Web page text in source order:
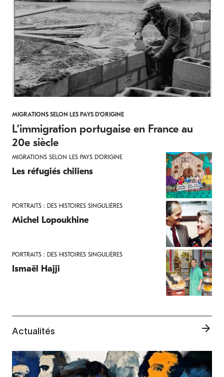
MIGRATIONS SELON LES PAYS D'ORIGINE
L’immigration portugaise en France au
20e siècle
MIGRATIONS SELON LES PAYS D'ORIGINE
Les réfugiés chiliens
PORTRAITS : DES HISTOIRES SINGULIÈRES
Michel Lopoukhine
PORTRAITS : DES HISTOIRES SINGULIÈRES
Ismaël Hajji
Actualités